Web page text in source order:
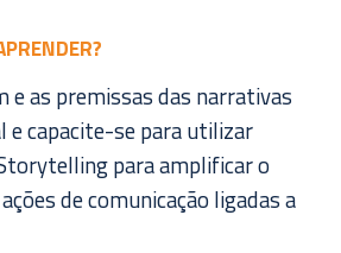
e as premissas das narrativas
e capacite-se para utilizar
para amplificar o
de comunicação ligadas a